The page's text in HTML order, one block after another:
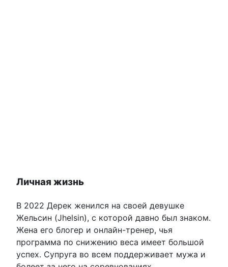
Личная жизнь
В 2022 Дерек женился на своей девушке
Жельсин (Jhelsin), с которой давно был знаком.
Жена его блогер и онлайн-тренер, чья
программа по снижению веса имеет большой
успех. Супруга во всем поддерживает мужа и